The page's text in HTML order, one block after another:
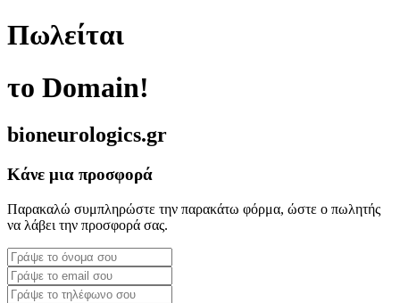
Πωλείται
το Domain!
bioneurologics.gr
Κάνε μια προσφορά
Παρακαλώ συμπληρώστε την παρακάτω φόρμα, ώστε ο πωλητής
να λάβει την προσφορά σας.